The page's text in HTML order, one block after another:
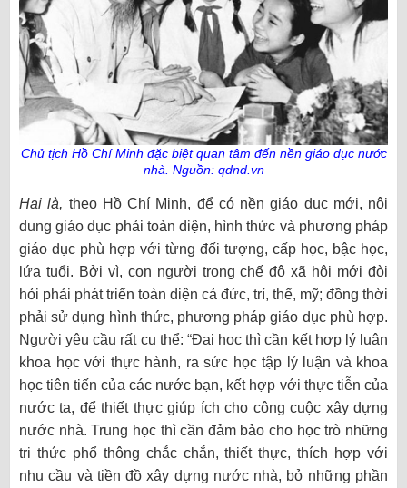
Chủ tịch Hồ Chí Minh đặc biệt quan tâm đến nền giáo dục nước
nhà. Nguồn: qdnd. vn
Hai là, theo Hồ Chí Minh, để có nền giáo dục mới, nội
dung giáo dục phải toàn diện, hình thức và phương pháp
giáo dục phù hợp với từng đối tượng, cấp học, bậc học,
lứa tuổi. Bởi vì, con người trong chế độ xã hội mới đòi
hỏi phải phát triển toàn diện cả đức, trí, thể, mỹ; đồng thời
phải sử dụng hình thức, phương pháp giáo dục phù hợp.
Người yêu cầu rất cụ thể: “Đại học thì cần kết hợp lý luận
khoa học với thực hành, ra sức học tập lý luận và khoa
học tiên tiến của các nước bạn, kết hợp với thực tiễn của
nước ta, để thiết thực giúp ích cho công cuộc xây dựng
nước nhà. Trung học thì cần đảm bảo cho học trò những
tri thức phổ thông chắc chắn, thiết thực, thích hợp với
nhu cầu và tiền đồ xây dựng nước nhà, bỏ những phần